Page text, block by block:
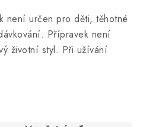
není určen pro děti, těhotné
Přípravek není
životní styl. Při užívání